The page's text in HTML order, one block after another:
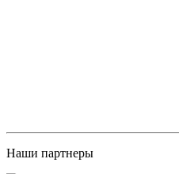
Наши партнеры